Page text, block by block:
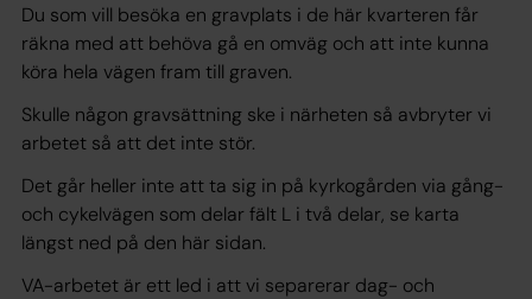
Du som vill besöka en gravplats i de här kvarteren får
räkna med att behöva gå en omväg och att inte kunna
köra hela vägen fram till graven.
Skulle någon gravsättning ske i närheten så avbryter vi
arbetet så att det inte stör.
Det går heller inte att ta sig in på kyrkogården via gång-
och cykelvägen som delar fält L i två delar, se karta
längst ned på den här sidan.
VA-arbetet är ett led i att vi separerar dag- och